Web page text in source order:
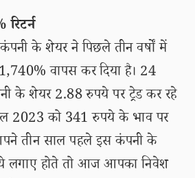
के शेयर ने पिछले तीन वर्षों में
वापस कर दिया है। 24
के शेयर 2.88 रुपये पर ट्रेड कर रहे
2023 को 341 रुपये के भाव पर
तीन साल पहले इस कंपनी के
लगाए होते तो आज आपका निवेश